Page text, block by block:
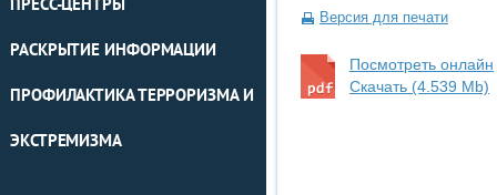
ПРЕСС-ЦЕНТРЫ
РАСКРЫТИЕ ИНФОРМАЦИИ
ПРОФИЛАКТИКА ТЕРРОРИЗМА И
ЭКСТРЕМИЗМА
Версия для печати
Посмотреть онлайн
Скачать (4.539 Mb)